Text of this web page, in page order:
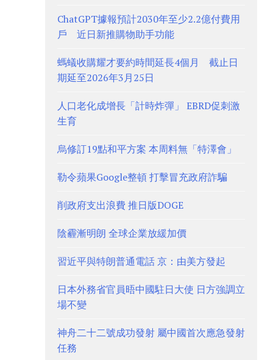
ChatGPT據報預計2030年至少2.2億付費用
戶 近日新推購物助手功能
螞蟻收購耀才要約時間延長4個月 截止日
期延至2026年3月25日
人口老化成增長「計時炸彈」 EBRD促刺激
生育
烏修訂19點和平方案 本周料無「特澤會」
勒令蘋果Google整頓 打擊冒充政府詐騙
削政府支出浪費 推日版DOGE
陰霾漸明朗 全球企業放緩加價
習近平與特朗普通電話 京：由美方發起
日本外務省官員晤中國駐日大使 日方強調立
場不變
神舟二十二號成功發射 屬中國首次應急發射
任務